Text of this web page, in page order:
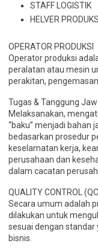
STAFF LOGISTIK
HELVER PRODUKSI
OPERATOR PRODUKSI
Operator produksi
peralatan atau mesin
perakitan,
Tugas & Tanggung
Melaksanakan,
“baku” menjadi bahan
bedasarkan prosedur
keselamatan kerja,
perusahaan dan
dalam cacatan
QUALITY CONTROL
Secara umum adalah
dilakukan untuk
sesuai dengan
bisnis.